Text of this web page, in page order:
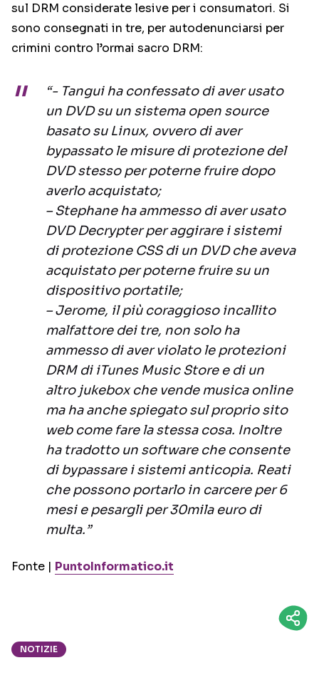
sul DRM considerate lesive per i consumatori. Si
sono consegnati in tre, per autodenunciarsi per
crimini contro l’ormai sacro DRM:
“- Tangui ha confessato di aver usato
un DVD su un sistema open source
basato su Linux, ovvero di aver
bypassato le misure di protezione del
DVD stesso per poterne fruire dopo
averlo acquistato;
– Stephane ha ammesso di aver usato
DVD Decrypter per aggirare i sistemi
di protezione CSS di un DVD che aveva
acquistato per poterne fruire su un
dispositivo portatile;
– Jerome, il più coraggioso incallito
malfattore dei tre, non solo ha
ammesso di aver violato le protezioni
DRM di iTunes Music Store e di un
altro jukebox che vende musica online
ma ha anche spiegato sul proprio sito
web come fare la stessa cosa. Inoltre
ha tradotto un software che consente
di bypassare i sistemi anticopia. Reati
che possono portarlo in carcere per 6
mesi e pesargli per 30mila euro di
multa.”
Fonte | PuntoInformatico.it
NOTIZIE